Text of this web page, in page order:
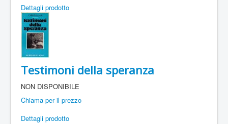
Dettagli prodotto
Testimoni della speranza
NON DISPONIBILE
Chiama per il prezzo
Dettagli prodotto